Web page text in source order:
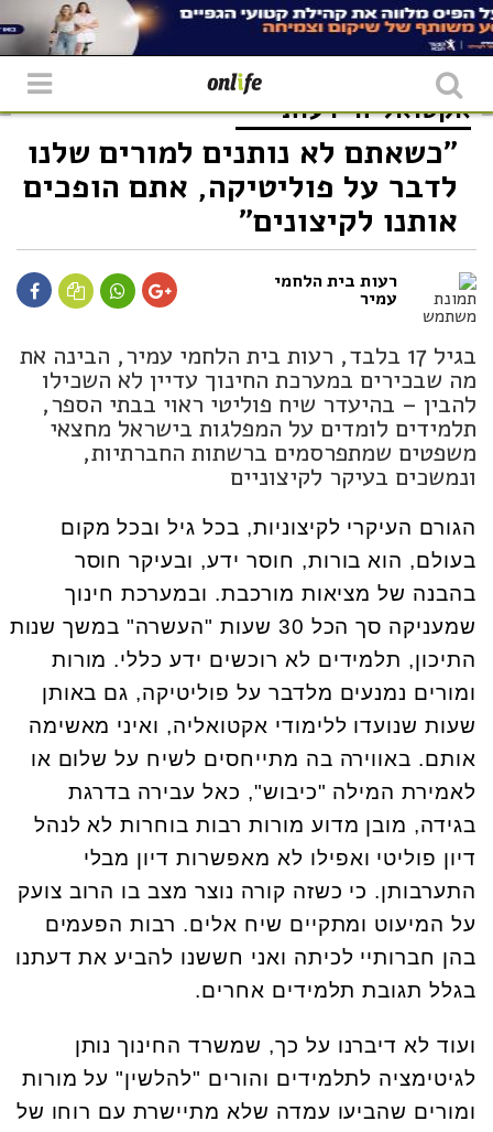
אקטואליה דעות
"כשאתם לא נותנים למורים שלנו
לדבר על פוליטיקה, אתם הופכים
אותנו לקיצונים"
רעות בית הלחמי
עמיר
בגיל 17 בלבד, רעות בית הלחמי עמיר, הבינה את
מה שבכירים במערכת החינוך עדיין לא השכילו
להבין – בהיעדר שיח פוליטי ראוי בבתי הספר,
תלמידים לומדים על המפלגות בישראל מחצאי
משפטים שמתפרסמים ברשתות החברתיות,
ונמשכים בעיקר לקיצוניים
הגורם העיקרי לקיצוניות, בכל גיל ובכל מקום
בעולם, הוא בורות, חוסר ידע, ובעיקר חוסר
בהבנה של מציאות מורכבת. ובמערכת חינוך
שמעניקה סך הכל 30 שעות "העשרה" במשך שנות
התיכון, תלמידים לא רוכשים ידע כללי. מורות
ומורים נמנעים מלדבר על פוליטיקה, גם באותן
שעות שנועדו ללימודי אקטואליה, ואיני מאשימה
אותם. באווירה בה מתייחסים לשיח על שלום או
לאמירת המילה "כיבוש", כאל עבירה בדרגת
בגידה, מובן מדוע מורות רבות בוחרות לא לנהל
דיון פוליטי ואפילו לא מאפשרות דיון מבלי
התערבותן. כי כשזה קורה נוצר מצב בו הרוב צועק
על המיעוט ומתקיים שיח אלים. רבות הפעמים
בהן חברותיי לכיתה ואני חששנו להביע את דעתנו
בגלל תגובת תלמידים אחרים.
ועוד לא דיברנו על כך, שמשרד החינוך נותן
לגיטימציה לתלמידים והורים "להלשין" על מורות
ומורים שהביעו עמדה שלא מתיישרת עם רוחו של